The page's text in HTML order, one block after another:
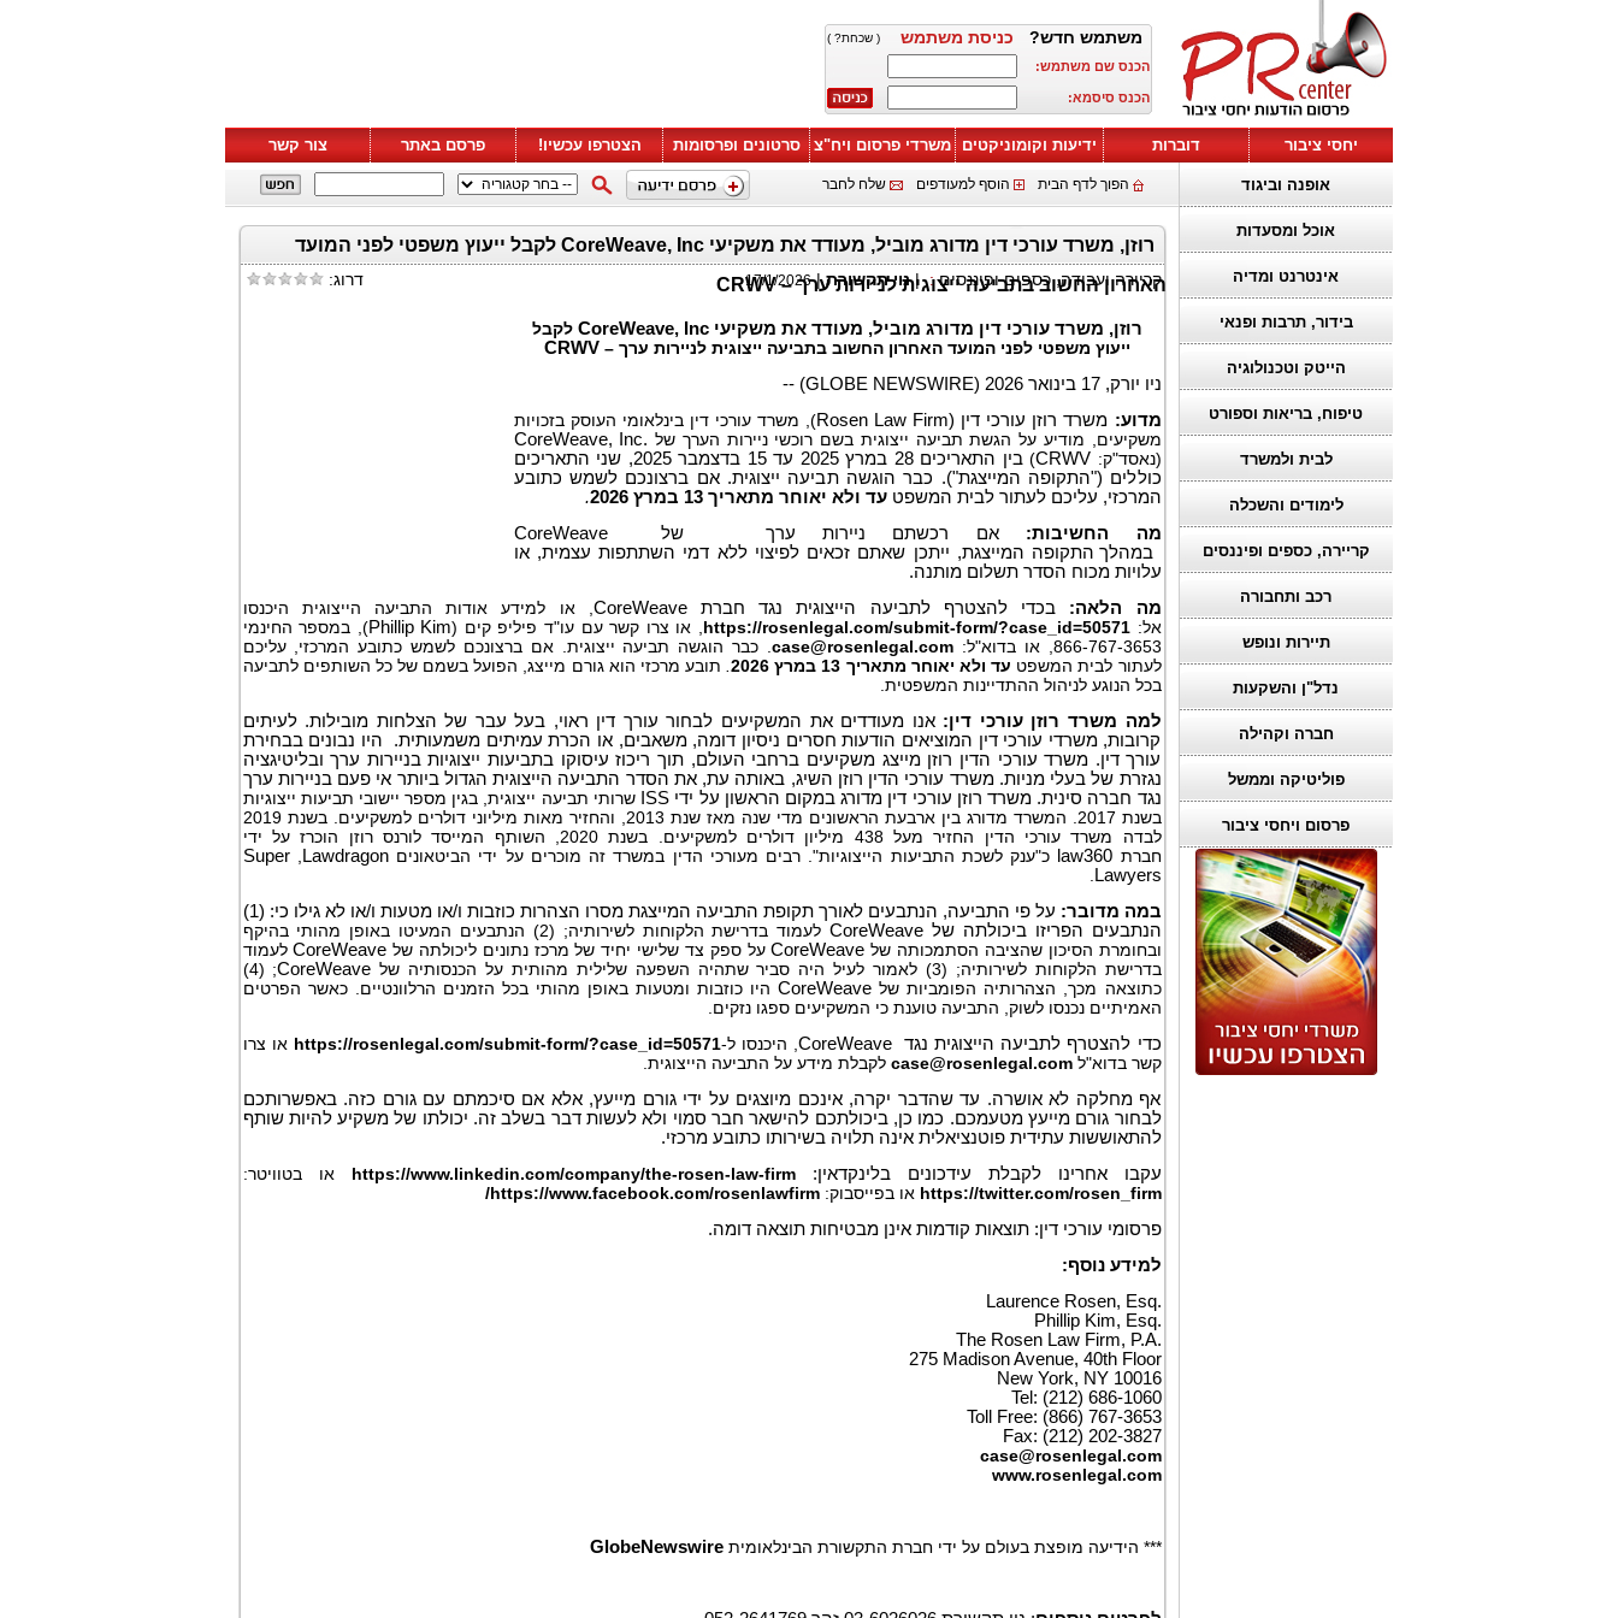
משתמש חדש? כניסת משתמש ( שכחת? )
הכנס שם משתמש:
הכנס סיסמא:
יחסי ציבור דוברות ידיעות וקומוניקטים משרדי פרסום ויח"צ סרטונים ופרסומות הצטרפו עכשיו! פרסם באתר צור קשר
אופנה וביגוד
אוכל ומסעדות
אינטרנט ומדיה
בידור, תרבות ופנאי
הייטק וטכנולוגיה
טיפוח, בריאות וספורט
לבית ולמשרד
לימודים והשכלה
קריירה, כספים ופיננסים
רכב ותחבורה
תיירות ונופש
נדל"ן והשקעות
חברה וקהילה
פוליטיקה וממשל
פרסום ויחסי ציבור
הפוך לדף הבית הוסף למעודפים שלח לחבר
רוזן, משרד עורכי דין מדורג מוביל, מעודד את משקיעי CoreWeave, Inc לקבל ייעוץ משפטי לפני המועד
האחרון החשוב בתביעה ייצוגית לניירות ערך – CRWV
קריירה ועבודה, כספים ופיננסים:
|נוי תקשורת|
17/1/2026 דרוג:
רוזן, משרד עורכי דין מדורג מוביל, מעודד את משקיעי CoreWeave, Inc לקבל
ייעוץ משפטי לפני המועד האחרון החשוב בתביעה ייצוגית לניירות ערך – CRWV
ניו יורק, 17 בינואר 2026 (GLOBE NEWSWIRE) --
מדוע: משרד רוזן עורכי דין (Rosen Law Firm), משרד עורכי דין בינלאומי העוסק בזכויות
משקיעים, מודיע על הגשת תביעה ייצוגית בשם רוכשי ניירות הערך של CoreWeave, Inc.
(נאסד"ק: CRWV
)
בין התאריכים 28 במרץ 2025 עד 15 בדצמבר 2025, שני התאריכים
כוללים ("התקופה המייצגת"). כבר הוגשה תביעה ייצוגית. אם ברצונכם לשמש כתובע
המרכזי, עליכם לעתור לבית המשפטעד ולא יאוחר מתאריך 13 במרץ 2026
.
מה החשיבות: אם רכשתם ניירות ערך של
CoreWeave
במהלך התקופה המייצגת, ייתכן שאתם זכאים לפיצוי ללא דמי השתתפות עצמית, או
עלויות מכוח הסדר תשלום מותנה.
מה הלאה: בכדי להצטרף לתביעה הייצוגית נגד חברתCoreWeave , או למידע אודות התביעה הייצוגית היכנסו
אל:https://rosenlegal.com/submit-form/?case_id=50571 , או צרו קשר עם עו"ד פיליפ קים (Phillip Kim), במספר החינמי
866-767-3653, או בדוא"ל:
case@rosenlegal.com . כבר הוגשה תביעה ייצוגית. אם ברצונכם לשמש כתובע המרכזי, עליכם
לעתור לבית המשפט עד ולא יאוחר מתאריך 13 במרץ 2026 . תובע מרכזי הוא גורם מייצג, הפועל בשמם של כל השותפים לתביעה
בכל הנוגע לניהול ההתדיינות המשפטית.
למה משרד רוזן עורכי דין: אנו מעודדים את המשקיעים לבחור עורך דין ראוי, בעל עבר של הצלחות מובילות. לעיתים
קרובות, משרדי עורכי דין המוציאים הודעות חסרים ניסיון דומה, משאבים, או הכרת עמיתים משמעותית. היו נבונים בבחירת
עורך דין. משרד עורכי הדין רוזן מייצג משקיעים ברחבי העולם, תוך ריכוז עיסוקו בתביעות ייצוגיות בניירות ערך ובליטיגציה
נגזרת של בעלי מניות. משרד עורכי הדין רוזן השיג, באותה עת, את הסדר התביעה הייצוגית הגדול ביותר אי פעם בניירות ערך
נגד חברה סינית. משרד רוזן עורכי דין מדורג במקום הראשון על ידי ISS שרותי תביעה ייצוגית, בגין מספר יישובי תביעות ייצוגיות
בשנת 2017. המשרד מדורג בין ארבעת הראשונים מדי שנה מאז שנת 2013, והחזיר מאות מיליוני דולרים למשקיעים. בשנת 2019
לבדה משרד עורכי הדין החזיר מעל 438 מיליון דולרים למשקיעים. בשנת 2020, השותף המייסד לורנס רוזן הוכרז על ידי
חברת law360 כ"ענק לשכת התביעות הייצוגיות". רבים מעורכי הדין במשרד זה מוכרים על ידי הביטאוניםLawdragon
,
Super
Lawyers
במה מדובר:
על פי התביעה, הנתבעים לאורך תקופת התביעה המייצגת מסרו הצהרות כוזבות ו/או מטעות ו/או לא גילו כי: (1)
הנתבעים הפריזו ביכולתה של CoreWeave
לעמוד בדרישת הלקוחות לשירותיה; (2) הנתבעים המעיטו באופן מהותי בהיקף
ובחומרת הסיכון שהציבה הסתמכותה של CoreWeaveעל ספק צד שלישי יחיד של מרכז נתונים ליכולתה של CoreWeaveלעמוד
בדרישת הלקוחות לשירותיה; (3) לאמור לעיל היה סביר שתהיה השפעה שלילית מהותית על הכנסותיה של
CoreWeave
; (4)
כתוצאה מכך, הצהרותיה הפומביות של CoreWeaveהיו כוזבות ומטעות באופן מהותי בכל הזמנים הרלוונטיים. כאשר הפרטים
האמיתיים נכנסו לשוק, התביעה טוענת כי המשקיעים ספגו נזקים.
כדי להצטרף לתביעה הייצוגית נגדCoreWeave , היכנסו ל-https://rosenlegal.com/submit-form/?case_id=50571 או צרו
קשר בדוא"לcase@rosenlegal.com לקבלת מידע על התביעה הייצוגית.
אף מחלקה לא אושרה. עד שהדבר יקרה, אינכם מיוצגים על ידי גורם מייעץ, אלא אם סיכמתם עם גורם כזה. באפשרותכם
לבחור גורם מייעץ מטעמכם. כמו כן, ביכולתכם להישאר חבר סמוי ולא לעשות דבר בשלב זה. יכולתו של משקיע להיות שותף
להתאוששות עתידית פוטנציאלית אינה תלויה בשירותו כתובע מרכזי.
עקבו אחרינו לקבלת עידכונים בלינקדאין:https://www.linkedin.com/company/the-rosen-law-firm או בטוויטר:
https://twitter.com/rosen_firm או בפייסבוק:https://www.facebook.com/rosenlawfirm
/
פרסומי עורכי דין: תוצאות קודמות אינן מבטיחות תוצאה דומה.
למידע נוסף:
Laurence Rosen, Esq.
Phillip Kim, Esq.
The Rosen Law Firm, P.A.
275 Madison Avenue, 40th Floor
New York, NY 10016
Tel: (212) 686-1060
Toll Free: (866) 767-3653
Fax: (212) 202-3827
case@rosenlegal.com
www.rosenlegal.com
*** הידיעה מופצת בעולם על ידי חברת התקשורת הבינלאומיתGlobeNewswire